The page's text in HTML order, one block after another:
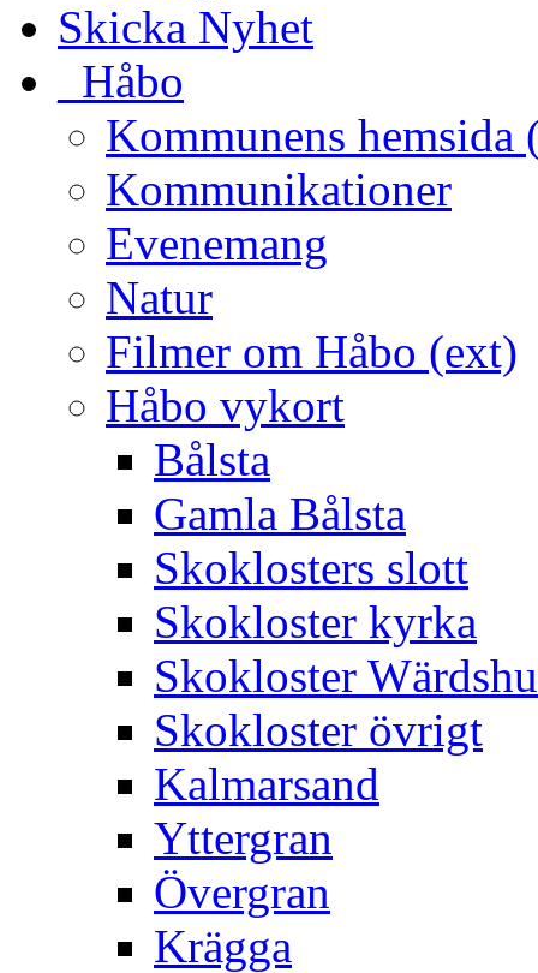
Skicka Nyhet
_Håbo
Kommunens hemsida
Kommunikationer
Evenemang
Natur
Filmer om Håbo (ext)
Håbo vykort
Bålsta
Gamla Bålsta
Skoklosters slott
Skokloster kyrka
Skokloster
Skokloster övrigt
Kalmarsand
Yttergran
Övergran
Krägga